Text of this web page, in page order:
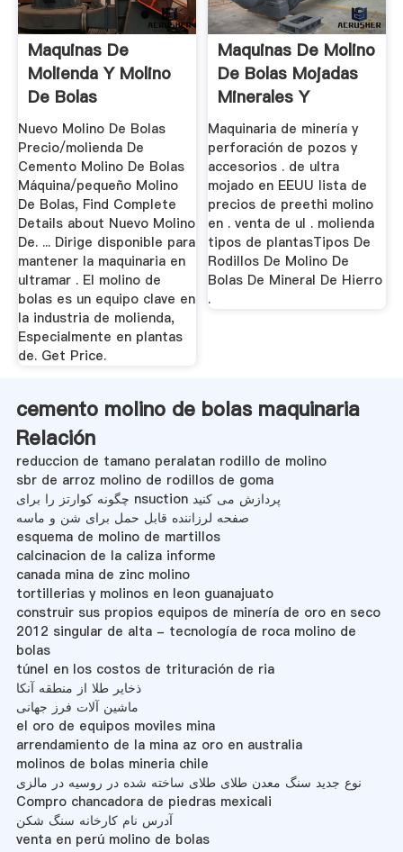
Maquinas De
Molienda Y Molino
De Bolas
Nuevo Molino De Bolas
Precio/molienda De
Cemento Molino De Bolas
Máquina/pequeño Molino
De Bolas, Find Complete
Details about Nuevo Molino
De. ... Dirige disponible para
mantener la maquinaria en
ultramar . El molino de
bolas es un equipo clave en
la industria de molienda,
Especialmente en plantas
de. Get Price.
Maquinas De Molino
De Bolas Mojadas
Minerales Y
Accesorios
Maquinaria de minería y
perforación de pozos y
accesorios . de ultra
mojado en EEUU lista de
precios de preethi molino
en . venta de ul . molienda
tipos de plantasTipos De
Rodillos De Molino De
Bolas De Mineral De Hierro
.
cemento molino de bolas maquinaria
Relación
reduccion de tamano peralatan rodillo de molino
sbr de arroz molino de rodillos de goma
چگونه کوارتز را برای nsuction پردازش می کنید
صفحه لرزاننده قابل حمل برای شن و ماسه
esquema de molino de martillos
calcinacion de la caliza informe
canada mina de zinc molino
tortillerias y molinos en leon guanajuato
construir sus propios equipos de minería de oro en seco
2012 singular de alta - tecnología de roca molino de
bolas
túnel en los costos de trituración de ria
ذخایر طلا از منطقه آنکا
ماشین آلات فرز جهانی
el oro de equipos moviles mina
arrendamiento de la mina az oro en australia
molinos de bolas mineria chile
نوع جدید سنگ معدن طلای طلای ساخته شده در روسیه در مالزی
Compro chancadora de piedras mexicali
آدرس نام کارخانه سنگ شکن
venta en perú molino de bolas